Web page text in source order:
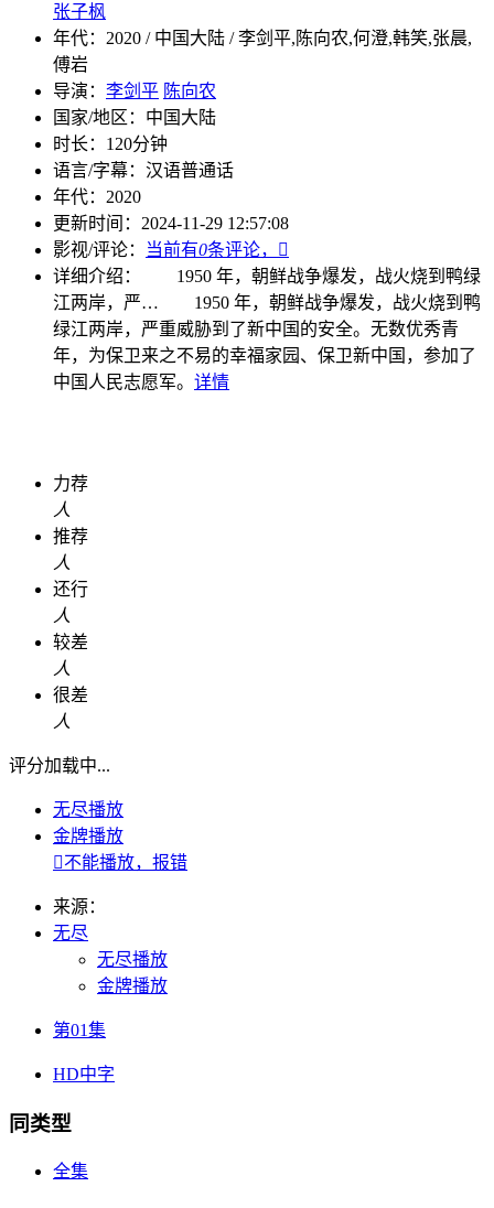
张子枫
年代： 2020 / 中国大陆 / 李剑平,陈向农,何澄,韩笑,张晨,
傅岩
导演： 李剑平 陈向农
国家/地区： 中国大陆
时长： 120分钟
语言/字幕： 汉语普通话
年代： 2020
更新时间： 2024-11-29 12:57:08
影视/评论：
当前有0条评论，

详细介绍：
1950 年，朝鲜战争爆发，战火烧到鸭绿
江两岸，严… 1950 年，朝鲜战争爆发，战火烧到鸭
绿江两岸，严重威胁到了新中国的安全。无数优秀青
年，为保卫来之不易的幸福家园、保卫新中国，参加了
中国人民志愿军。 详情
力荐
人
推荐
人
还行
人
较差
人
很差
人
评分加载中...
无尽播放
金牌播放
不能播放，报错
来源：
无尽
无尽播放
金牌播放
第01集
HD中字
同类型
全集